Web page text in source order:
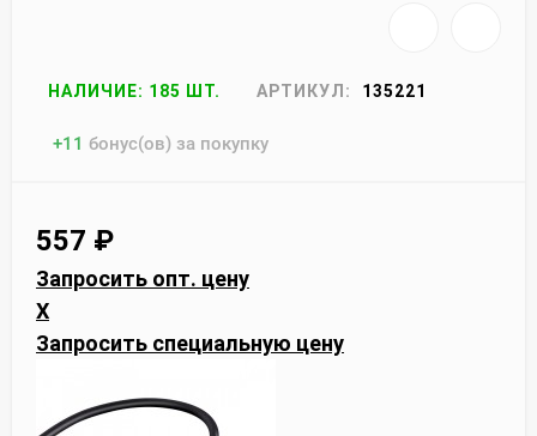
НАЛИЧИЕ: 185 ШТ. АРТИКУЛ: 135221
+11 бонус(ов) за покупку
557 ₽
Запросить опт. цену
X
Запросить специальную цену